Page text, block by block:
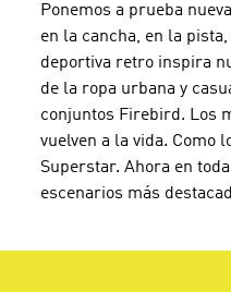
Ponemos a prueba
en la cancha, en la
deportiva retro inspira
de la ropa urbana y
conjuntos Firebird. Los
vuelven a la vida. Como
Superstar. Ahora en
escenarios más